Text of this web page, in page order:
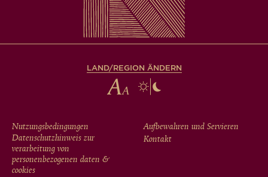
LAND/REGION ÄNDERN
FOOTER
MENU
Nutzungsbedingungen
Datenschutzhinweis zur
verarbeitung von
personenbezogenen daten &
cookies
Aufbewahren und Servieren
Kontakt